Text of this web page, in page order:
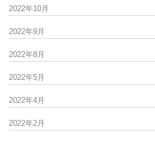
2022年10月
2022年9月
2022年8月
2022年5月
2022年4月
2022年2月